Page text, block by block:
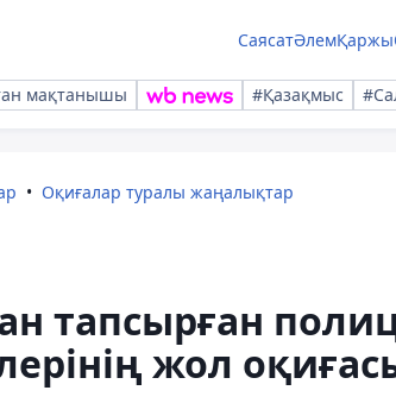
СаясатӘлемҚаржы
мақтанышы #Қазақмыс
Оқиғалар туралы жаңалықтар
тапсырған
жол